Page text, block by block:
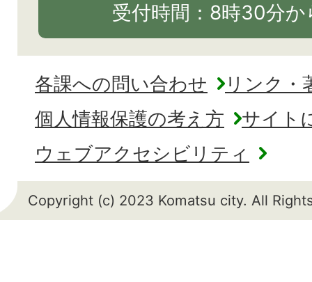
受付時間：8時30分
各課への問い合わせ
リンク・
個人情報保護の考え方
サイト
ウェブアクセシビリティ
Copyright (c) 2023 Komatsu city. All